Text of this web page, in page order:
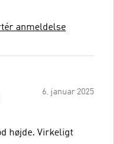
anmeldelse
6. januar 2025
højde. Virkeligt